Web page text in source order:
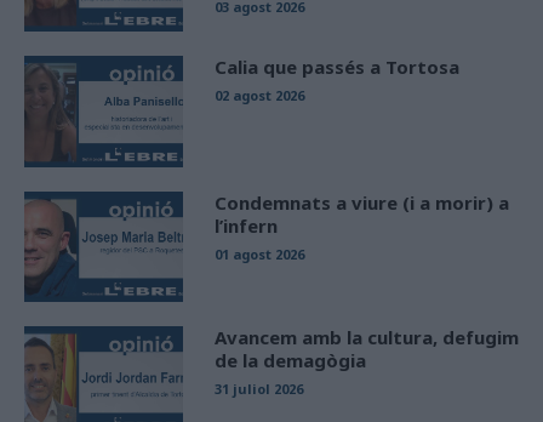
03 agost 2026
Calia que passés a Tortosa
02 agost 2026
Condemnats a viure (i a morir) a
l’infern
01 agost 2026
Avancem amb la cultura, defugim
de la demagògia
31 juliol 2026